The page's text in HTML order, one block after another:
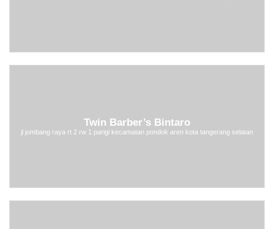
Twin Barber’s Bintaro
jl jombang raya rt 2 rw 1 parigi kecamatan pondok aren kota tangerang selatan